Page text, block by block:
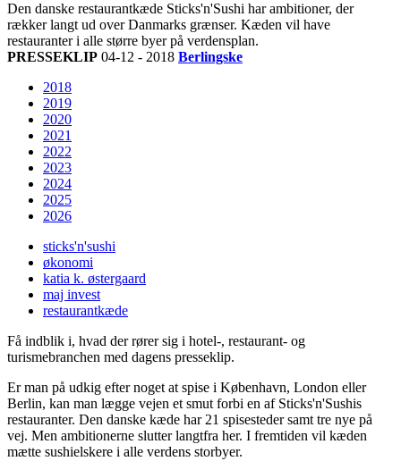
Den danske restaurantkæde Sticks'n'Sushi har ambitioner, der
rækker langt ud over Danmarks grænser. Kæden vil have
restauranter i alle større byer på verdensplan.
PRESSEKLIP 04-12 - 2018 Berlingske
2018
2019
2020
2021
2022
2023
2024
2025
2026
sticks'n'sushi
økonomi
katia k. østergaard
maj invest
restaurantkæde
Få indblik i, hvad der rører sig i hotel-, restaurant- og
turismebranchen med dagens presseklip.
Er man på udkig efter noget at spise i København, London eller
Berlin, kan man lægge vejen et smut forbi en af Sticks'n'Sushis
restauranter. Den danske kæde har 21 spisesteder samt tre nye på
vej. Men ambitionerne slutter langtfra her. I fremtiden vil kæden
mætte sushielskere i alle verdens storbyer.